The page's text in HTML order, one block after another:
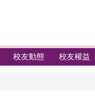
校友動態 校友權益